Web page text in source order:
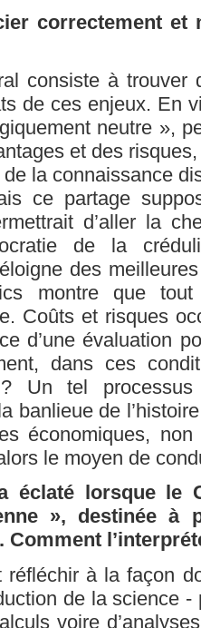
correctement
consiste à trouver
de ces enjeux. En
neutre »,
et des
la connaissance
ce partage
d’aller la
de la
des
montre que
Coûts et risques
d’une évaluation
dans ces
? Un tel
banlieue de
économiques,
le moyen de
éclaté lorsque le
», destinée à
Comment
réfléchir à la façon
de la science -
voire